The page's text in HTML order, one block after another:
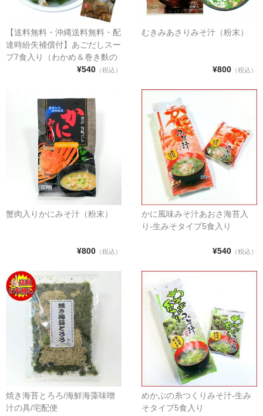
【送料無料・沖縄送料無料・配
達時紛失補償付】あごだしスー
プ7食入り（わかめ＆巻き麩の
具入り）【トビウオ アゴ イン
ル便 感染予防配達 青森 八戸
土産 ポイント 消化 利用】
¥540（税込）
むきみあさりみそ汁（粉末）
¥800（税込）
蟹肉入りかにみそ汁（粉末）
¥800（税込）
かに風味みそ汁あおさ海苔入
り-生みそタイプ5食入り
¥540（税込）
焼き海苔とろろ/海鮮海藻味噌
汁の具/宅配便
めかぶの糸つくりみそ汁-生み
そタイプ5食入り